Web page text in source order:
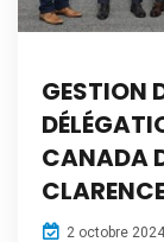
GESTION
CANADA
2 octobre 2024